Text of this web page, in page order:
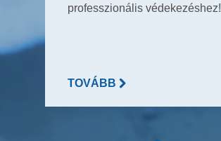
professzionális védekezéshez!
TOVÁBB